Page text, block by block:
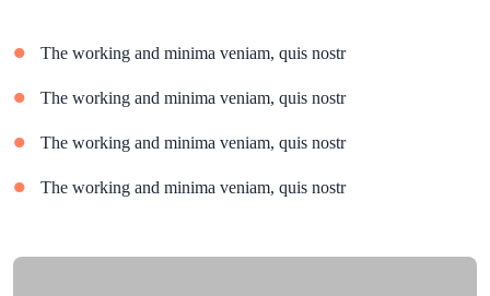
The working and minima veniam, quis nostr
The working and minima veniam, quis nostr
The working and minima veniam, quis nostr
The working and minima veniam, quis nostr